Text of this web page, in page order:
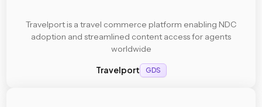
Travelport is a travel commerce platform enabling NDC
adoption and streamlined content access for agents
worldwide
Travelport GDS